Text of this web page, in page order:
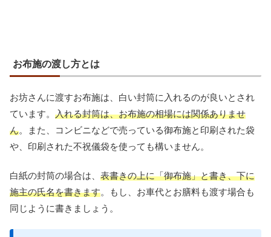
お布施の渡し方とは
お坊さんに渡すお布施は、白い封筒に入れるのが良いとされ
ています。 入れる封筒は、お布施の相場には関係ありませ
ん。また、コンビニなどで売っている御布施と印刷された袋
や、印刷された不祝儀袋を使っても構いません。
白紙の封筒の場合は、 表書きの上に「御布施」と書き、下に
施主の氏名を書きます。もし、お車代とお膳料も渡す場合も
同じように書きましょう。